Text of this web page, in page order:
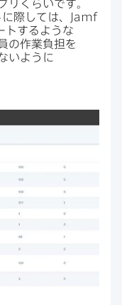
リくらいです。​
際しては、
Jamf
トするような​
の​作業負担を​
いように​